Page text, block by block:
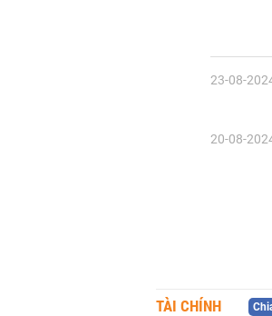
23-08-
20-08-
TÀI CHÍNH